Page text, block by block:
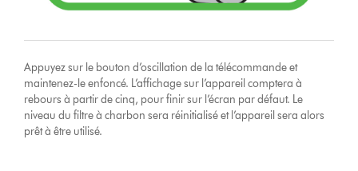
Appuyez sur le bouton d’oscillation de la télécommande et
maintenez-le enfoncé. L’affichage sur l’appareil comptera à
rebours à partir de cinq, pour finir sur l’écran par défaut. Le
niveau du filtre à charbon sera réinitialisé et l’appareil sera alors
prêt à être utilisé.